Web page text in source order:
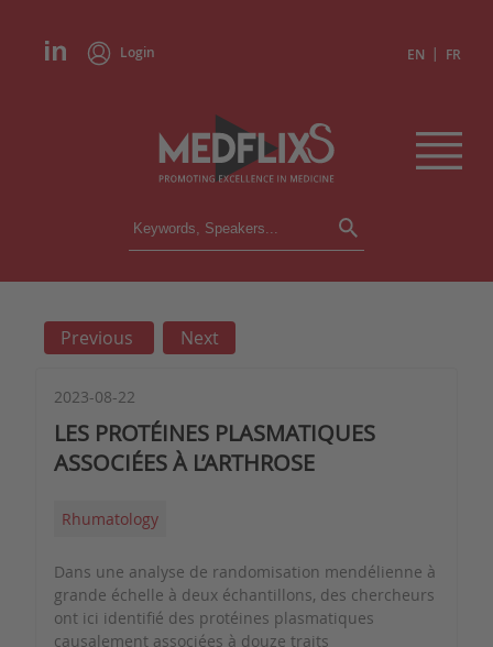
Login EN | FR
CONFERENCES
INSTITUTIONS
PRESS REVIEWS
Previous Next
2023-08-22
LES PROTÉINES PLASMATIQUES
ASSOCIÉES À L’ARTHROSE
Rhumatology
Dans une analyse de randomisation mendélienne à
grande échelle à deux échantillons, des chercheurs
ont ici identifié des protéines plasmatiques
causalement associées à douze traits